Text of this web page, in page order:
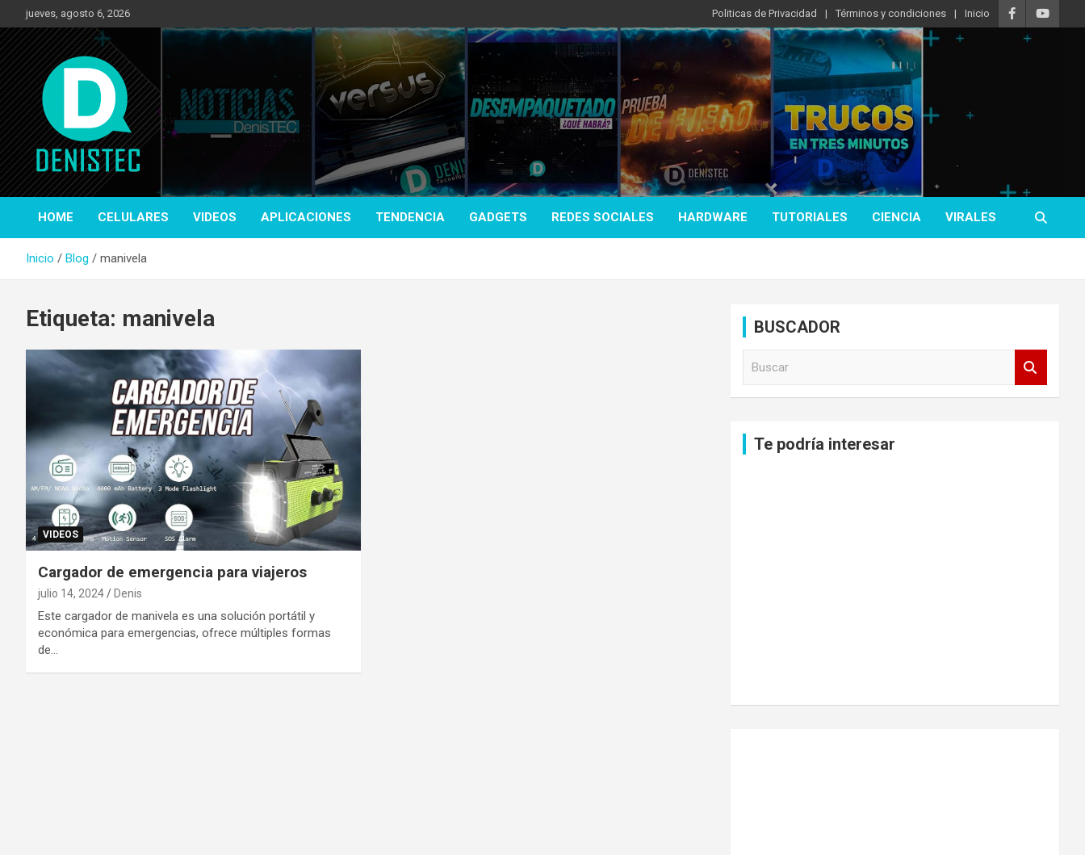
Saltar
al
contenido
jueves, agosto 6, 2026 Politicas de Privacidad Términos y condiciones Inicio
DenisTec
Tecnología y más!
HOME CELULARES VIDEOS APLICACIONES TENDENCIA GADGETS REDES SOCIALES HARDWARE TUTORIALES CIENCIA VIRALES
Inicio Blog manivela
Etiqueta: manivela
VIDEOS
Cargador de emergencia para viajeros
julio 14, 2024 Denis
Este cargador de manivela es una solución portátil y
económica para emergencias, ofrece múltiples formas
de…
BUSCADOR
Te podría interesar